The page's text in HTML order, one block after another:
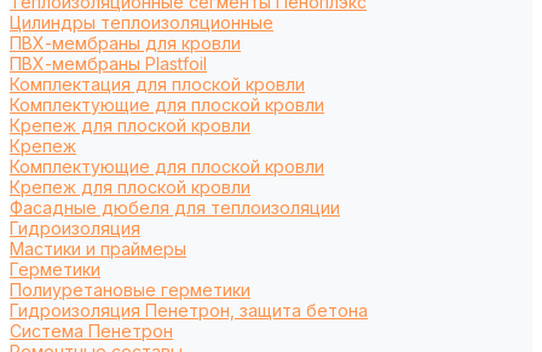
Цилиндры теплоизоляционные
ПВХ-мембраны для кровли
ПВХ-мембраны Plastfoil
Комплектация для плоской кровли
Комплектующие для плоской кровли
Крепеж для плоской кровли
Крепеж
Комплектующие для плоской кровли
Крепеж для плоской кровли
Фасадные дюбеля для теплоизоляции
Гидроизоляция
Мастики и праймеры
Герметики
Полиуретановые герметики
Гидроизоляция Пенетрон, защита бетона
Система Пенетрон